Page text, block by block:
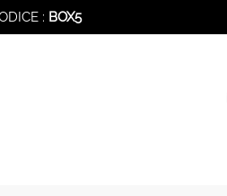
: BOX5